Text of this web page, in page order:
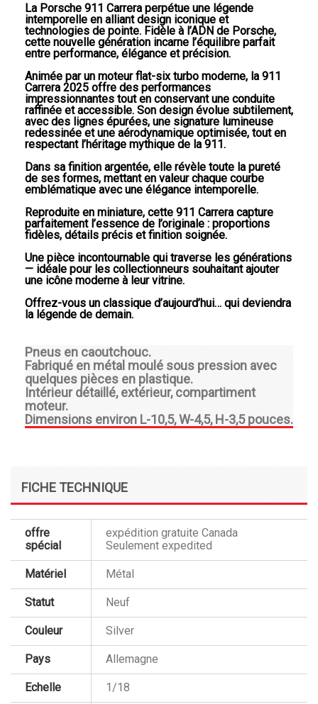
La Porsche 911 Carrera perpétue une légende
intemporelle en alliant design iconique et
technologies de pointe. Fidèle à l’ADN de Porsche,
cette nouvelle génération incarne l’équilibre parfait
entre performance, élégance et précision.
Animée par un moteur flat-six turbo moderne, la 911
Carrera 2025 offre des performances
impressionnantes tout en conservant une conduite
raffinée et accessible. Son design évolue subtilement,
avec des lignes épurées, une signature lumineuse
redessinée et une aérodynamique optimisée, tout en
respectant l’héritage mythique de la 911.
Dans sa finition argentée, elle révèle toute la pureté
de ses formes, mettant en valeur chaque courbe
emblématique avec une élégance intemporelle.
Reproduite en miniature, cette 911 Carrera capture
parfaitement l’essence de l’originale : proportions
fidèles, détails précis et finition soignée.
Une pièce incontournable qui traverse les générations
— idéale pour les collectionneurs souhaitant ajouter
une icône moderne à leur vitrine.
Offrez-vous un classique d’aujourd’hui… qui deviendra
la légende de demain.
Pneus en caoutchouc.
Fabriqué en métal moulé sous pression avec
quelques pièces en plastique.
Intérieur détaillé, extérieur, compartiment
moteur.
Dimensions environ L-10,5, W-4,5, H-3,5 pouces.
FICHE TECHNIQUE
offre
spécial
expédition gratuite Canada
Seulement expedited
Matériel Métal
Statut Neuf
Couleur Silver
Pays Allemagne
Echelle 1/18